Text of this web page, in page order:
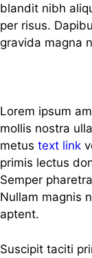
blandit nibh
per risus.
gravida magna
Lorem ipsum
mollis nostra
metus text link
primis lectus
Semper
Nullam magnis
aptent.
Suscipit taciti